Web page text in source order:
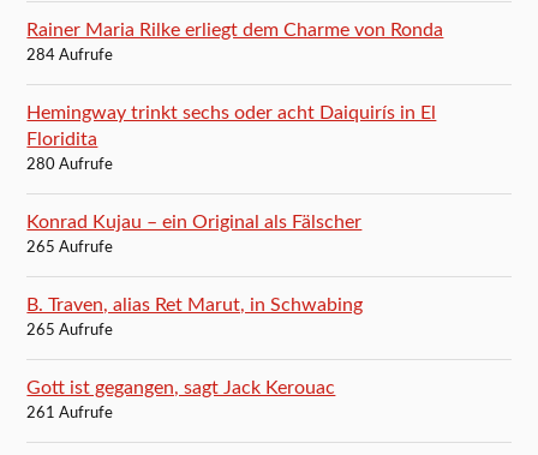
Rainer Maria Rilke erliegt dem Charme von Ronda
284 Aufrufe
Hemingway trinkt sechs oder acht Daiquirís in El
Floridita
280 Aufrufe
Konrad Kujau – ein Original als Fälscher
265 Aufrufe
B. Traven, alias Ret Marut, in Schwabing
265 Aufrufe
Gott ist gegangen, sagt Jack Kerouac
261 Aufrufe